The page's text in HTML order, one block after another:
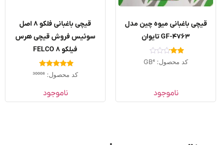
باغبانی میوه چین مدل
GF-4763 تایوان
امتیاز
2.00
کد محصول: GB4
ناموجود
قیچی باغبانی فلکو ۸ اصل
سوئیس فروش قیچی هرس
فیلکو FELCO 8
امتیاز
5.00
کد محصول: 30008
ناموجود